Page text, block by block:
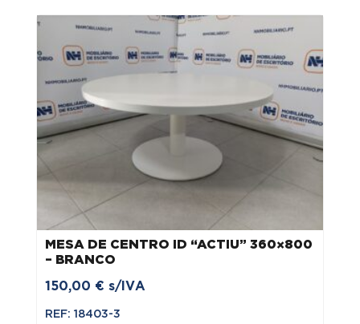
MESA DE CENTRO ID “ACTIU” 360×800
– BRANCO
150,00 € s/IVA
REF: 18403-3